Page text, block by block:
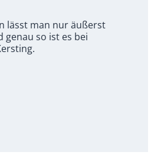
lässt man nur äußerst
genau so ist es bei